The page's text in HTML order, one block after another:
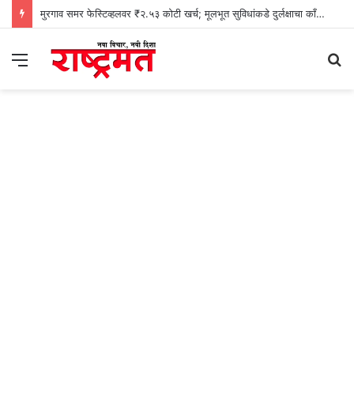
मुरगाव समर फेस्टिव्हलवर ₹२.५३ कोटी खर्च; मूलभूत सुविधांकडे दुर्लक्षाचा काँग्रेसचा आरोप
Menu